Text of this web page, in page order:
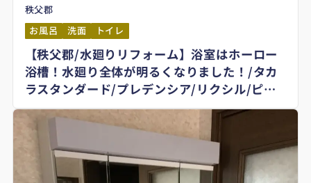
秩父郡
お風呂
洗面 トイレ
【秩父郡/水廻りリフォーム】浴室はホーロー
浴槽！水廻り全体が明るくなりました！/タカ
ラスタンダード/プレデンシア/リクシル/ピア
ラ/TOTO/ピュアレストEX